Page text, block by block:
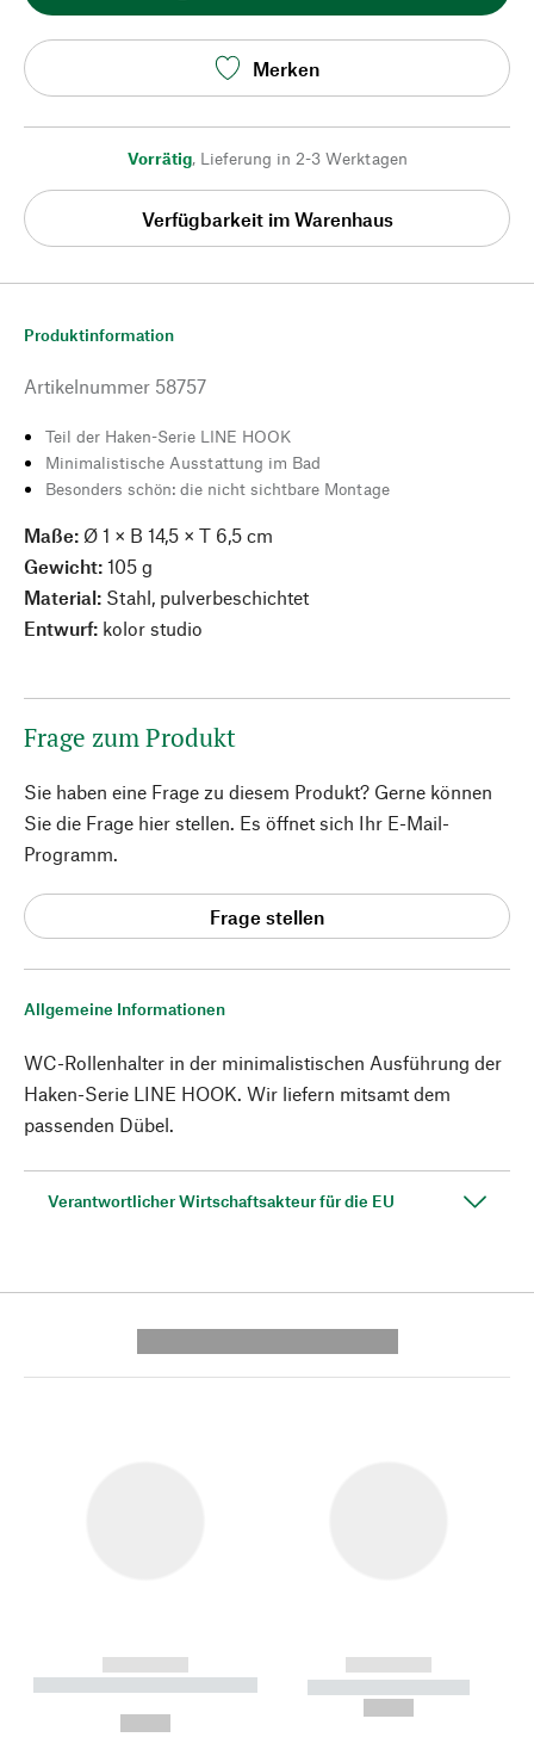
Merken
Vorrätig, Lieferung in 2-3 Werktagen
Verfügbarkeit im Warenhaus
Allgemeine Informationen
WC-Rollenhalter in der minimalistischen Ausführung der
Haken-Serie LINE HOOK. Wir liefern mitsamt dem
passenden Dübel.
Verantwortlicher Wirtschaftsakteur für die EU
Produktinformation
Artikelnummer 58757
Teil der Haken-Serie LINE HOOK
Minimalistische Ausstattung im Bad
Besonders schön: die nicht sichtbare Montage
Maße: Ø 1 × B 14,5 × T 6,5 cm
Gewicht: 105 g
Material: Stahl, pulverbeschichtet
Entwurf: kolor studio
Frage zum Produkt
Sie haben eine Frage zu diesem Produkt? Gerne können
Sie die Frage hier stellen. Es öffnet sich Ihr E-Mail-
Programm.
Frage stellen
------------
----------- ----------- --------
------------
----------- -----------